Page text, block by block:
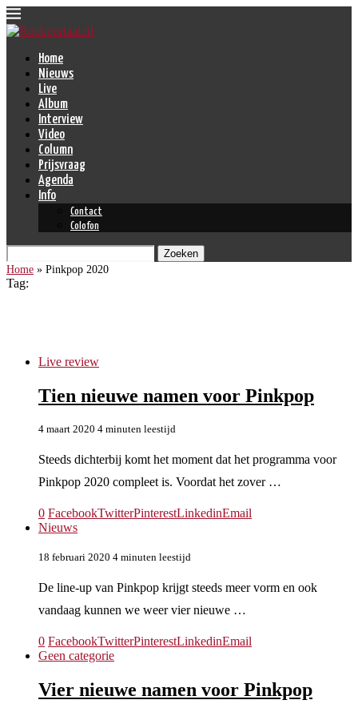
Home
Nieuws
Live
Album
Interview
Video
Column
Prijsvraag
Agenda
Info
Contact
Colofon
Zoeken
Home » Pinkpop 2020
Tag:
Live review
Tien nieuwe namen voor Pinkpop
4 maart 2020 4 minuten leestijd
Steeds dichterbij komt het moment dat het programma voor
Pinkpop 2020 compleet is. Voordat het zover …
0 FacebookTwitterPinterestLinkedinEmail
Nieuws
18 februari 2020 4 minuten leestijd
De line-up van Pinkpop krijgt steeds meer vorm en ook
vandaag kunnen we weer vier nieuwe …
0 FacebookTwitterPinterestLinkedinEmail
Geen categorie
Vier nieuwe namen voor Pinkpop